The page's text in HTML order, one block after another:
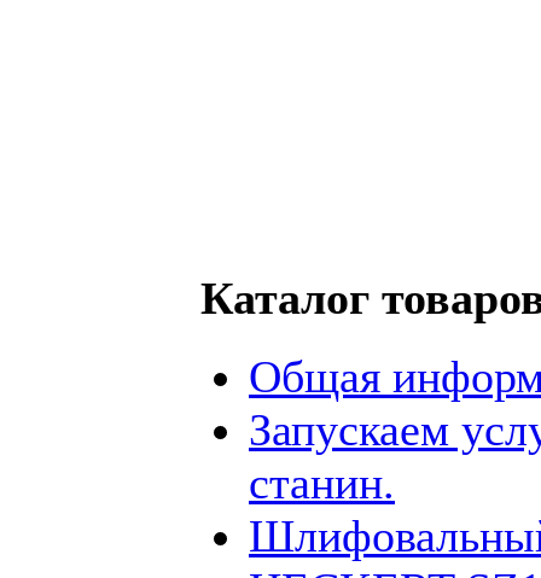
Каталог
Общая
Запускаем
станин.